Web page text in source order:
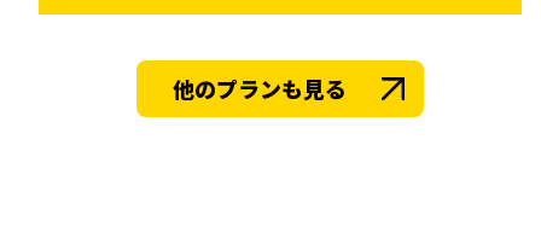
他のプランも見る